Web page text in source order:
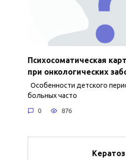
Психосоматическая
при онкологических
Особенности детского
больных часто
0 876
Кератоз